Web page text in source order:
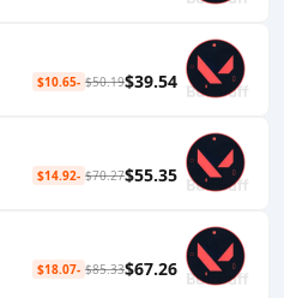
$39.54
$50.19
-$10.65
$55.35
$70.27
-$14.92
$67.26
$85.33
-$18.07